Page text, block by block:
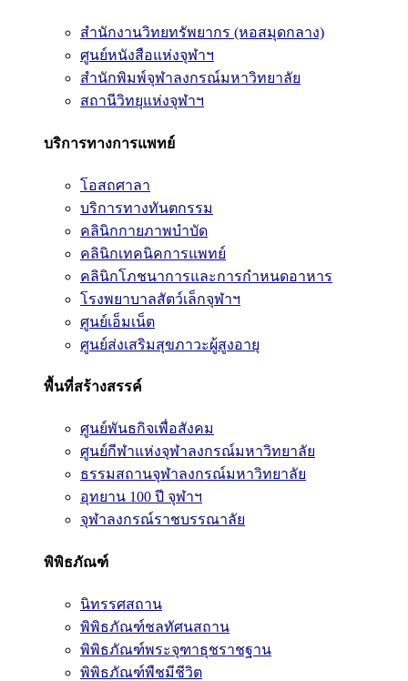
สำนักงานวิทยทรัพยากร (หอสมุดกลาง)
ศูนย์หนังสือแห่งจุฬาฯ
สำนักพิมพ์จุฬาลงกรณ์มหาวิทยาลัย
สถานีวิทยุแห่งจุฬาฯ
บริการทางการแพทย์
โอสถศาลา
บริการทางทันตกรรม
คลินิกกายภาพบำบัด
คลินิกเทคนิคการแพทย์
คลินิกโภชนาการและการกำหนดอาหาร
โรงพยาบาลสัตว์เล็กจุฬาฯ
ศูนย์เอ็มเน็ต
ศูนย์ส่งเสริมสุขภาวะผู้สูงอายุ
พื้นที่สร้างสรรค์
ศูนย์พันธกิจเพื่อสังคม
ศูนย์กีฬาแห่งจุฬาลงกรณ์มหาวิทยาลัย
ธรรมสถานจุฬาลงกรณ์มหาวิทยาลัย
อุทยาน 100 ปี จุฬาฯ
จุฬาลงกรณ์ราชบรรณาลัย
พิพิธภัณฑ์
นิทรรศสถาน
พิพิธภัณฑ์ชลทัศนสถาน
พิพิธภัณฑ์พระจุฑาธุชราชฐาน
พิพิธภัณฑ์พืชมีชีวิต